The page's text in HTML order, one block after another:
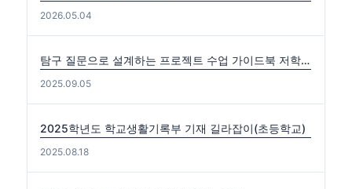
2026.05.04
탐구 질문으로 설계하는 프로젝트 수업 가이드북 저학년편. 중·고학년편
2025.09.05
2025학년도 학교생활기록부 기재 길라잡이(초등학교)
2025.08.18